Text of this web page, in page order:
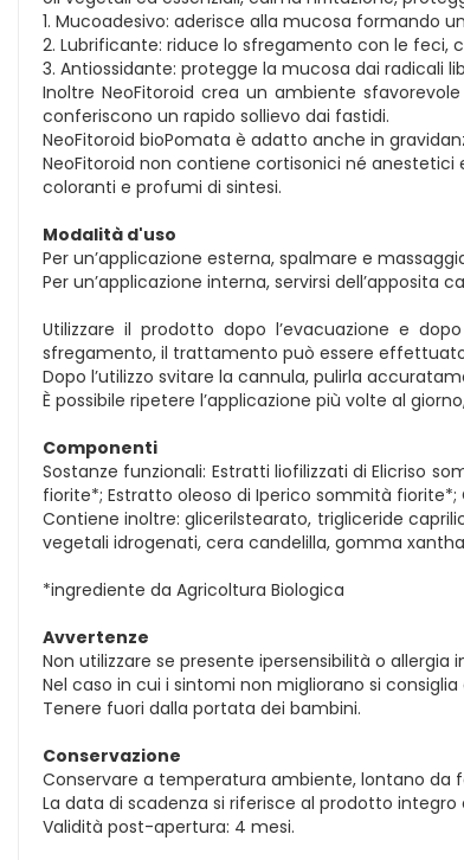
1. Mucoadesivo: aderisce alla mucosa formando
2. Lubrificante: riduce lo sfregamento con le feci,
3. Antiossidante: protegge la mucosa dai radicali
Inoltre NeoFitoroid crea un ambiente
conferiscono un rapido sollievo dai fastidi.
NeoFitoroid bioPomata è adatto anche in
NeoFitoroid non contiene cortisonici né anestetici
coloranti e profumi di sintesi.
Modalità d'uso
Per un’applicazione esterna, spalmare e
Per un’applicazione interna, servirsi
Utilizzare il prodotto dopo l’evacuazione e
sfregamento, il trattamento può essere
Dopo l’utilizzo svitare la cannula, pulirla
È possibile ripetere l’applicazione più volte al
Componenti
Sostanze funzionali: Estratti liofilizzati di Elicriso
fiorite*; Estratto oleoso di Iperico sommità fiorite*;
Contiene inoltre: glicerilstearato, trigliceride
vegetali idrogenati, cera candelilla, gomma
*ingrediente da Agricoltura Biologica
Avvertenze
Non utilizzare se presente ipersensibilità o
Nel caso in cui i sintomi non migliorano si
Tenere fuori dalla portata dei bambini.
Conservazione
Conservare a temperatura ambiente, lontano da
La data di scadenza si riferisce al prodotto
Validità post-apertura: 4 mesi.